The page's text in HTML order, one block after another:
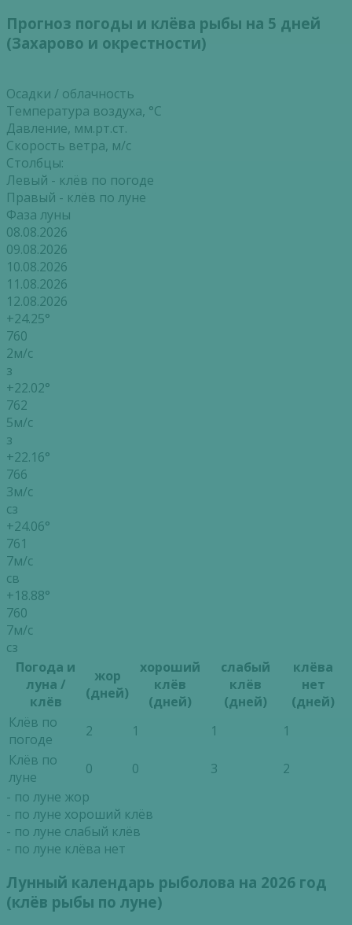
Прогноз погоды и клёва рыбы на 5 дней
(Захарово и окрестности)
Осадки / облачность
Температура воздуха, °С
Давление, мм.рт.ст.
Скорость ветра, м/с
Столбцы:
Левый - клёв по погоде
Правый - клёв по луне
Фаза луны
08.08.2026
09.08.2026
10.08.2026
11.08.2026
12.08.2026
+24.25°
760
2м/с
з
+22.02°
762
5м/с
з
+22.16°
766
3м/с
сз
+24.06°
761
7м/с
св
+18.88°
760
7м/с
сз
Погода и
луна /
клёв
жор
(дней)
хороший
клёв
(дней)
слабый
клёв
(дней)
клёва
нет
(дней)
Клёв по
погоде
2 1 1
1
Клёв по
луне
0 0 3
2
- по луне жор
- по луне хороший клёв
- по луне слабый клёв
- по луне клёва нет
Лунный календарь рыболова на 2026 год
(клёв рыбы по луне)